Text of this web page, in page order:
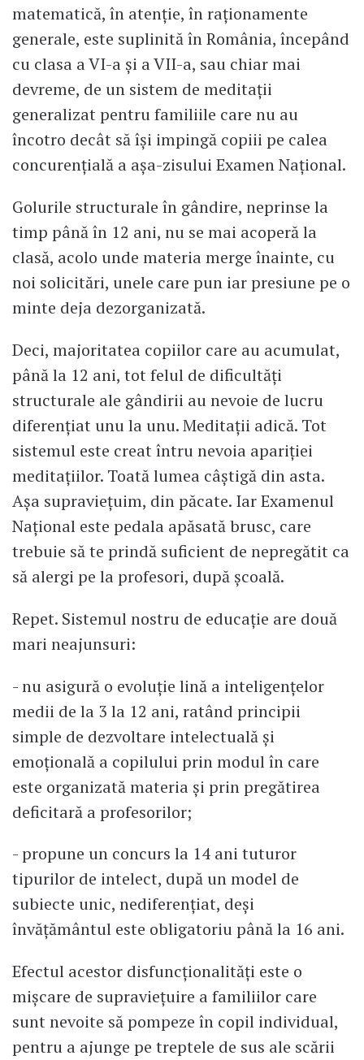
matematică, în atenție, în raționamente
generale, este suplinită în România, începând
cu clasa a VI-a și a VII-a, sau chiar mai
devreme, de un sistem de meditații
generalizat pentru familiile care nu au
încotro decât să își impingă copiii pe calea
concurențială a așa-zisului Examen Național.
Golurile structurale în gândire, neprinse la
timp până în 12 ani, nu se mai acoperă la
clasă, acolo unde materia merge înainte, cu
noi solicitări, unele care pun iar presiune pe o
minte deja dezorganizată.
Deci, majoritatea copiilor care au acumulat,
până la 12 ani, tot felul de dificultăți
structurale ale gândirii au nevoie de lucru
diferențiat unu la unu. Meditații adică. Tot
sistemul este creat întru nevoia apariției
meditațiilor. Toată lumea câștigă din asta.
Așa supraviețuim, din păcate. Iar Examenul
Național este pedala apăsată brusc, care
trebuie să te prindă suficient de nepregătit ca
să alergi pe la profesori, după școală.
Repet. Sistemul nostru de educație are două
mari neajunsuri:
- nu asigură o evoluție lină a inteligențelor
medii de la 3 la 12 ani, ratând principii
simple de dezvoltare intelectuală și
emoțională a copilului prin modul în care
este organizată materia și prin pregătirea
deficitară a profesorilor;
- propune un concurs la 14 ani tuturor
tipurilor de intelect, după un model de
subiecte unic, nediferențiat, deși
învățământul este obligatoriu până la 16 ani.
Efectul acestor disfuncționalități este o
mișcare de supraviețuire a familiilor care
sunt nevoite să pompeze în copil individual,
pentru a ajunge pe treptele de sus ale scării